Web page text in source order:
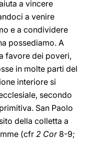
a vincere
a venire
e a condividere
possediamo. A
favore dei poveri,
in molte parti del
interiore si
secondo
San Paolo
della colletta a
(cfr 2 Cor8-9;